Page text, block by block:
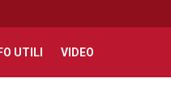
UTILI VIDEO